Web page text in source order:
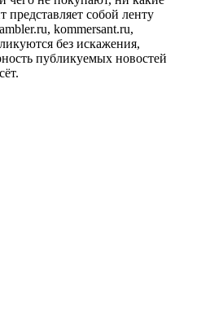
представляет собой ленту
kommersant.ru,
без искажения,
публикуемых новостей